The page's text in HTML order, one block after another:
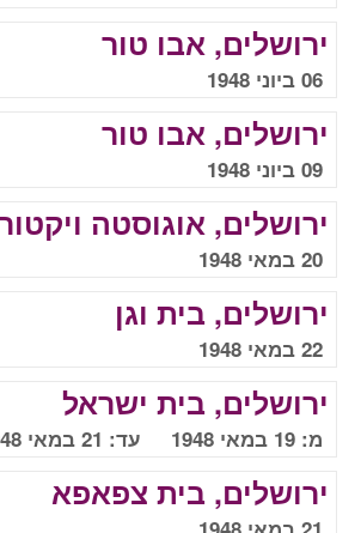
ירושלים, אבו טור
06 ביוני 1948
ירושלים, אבו טור
09 ביוני 1948
ירושלים, אוגוסטה
20 במאי 1948
ירושלים, בית וגן
22 במאי 1948
ירושלים, בית ישראל
מ: 19 במאי 1948 עד: 21 במאי 1948
ירושלים, בית צפאפא